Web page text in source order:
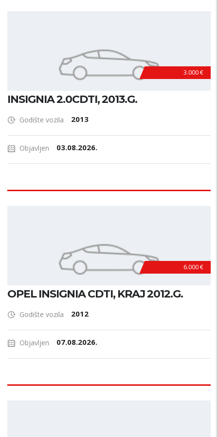
3.000 €
INSIGNIA 2.0CDTI, 2013.G.
Godište vozila 2013
Objavljen 03.08.2026.
6.000 €
OPEL INSIGNIA CDTI, KRAJ 2012.G.
Godište vozila 2012
Objavljen 07.08.2026.